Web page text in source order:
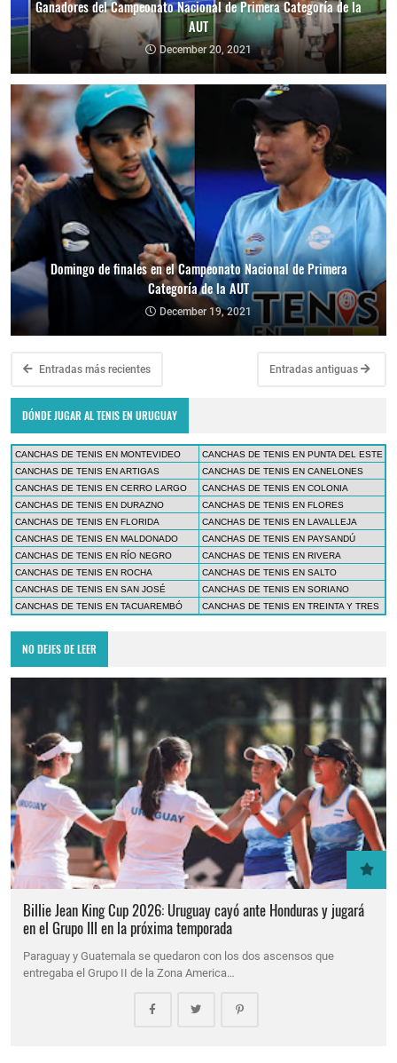
Ganadores del Campeonato Nacional de Primera Categoría de la
AUT
December 20, 2021
Domingo de finales en el Campeonato Nacional de Primera
Categoría de la AUT
December 19, 2021
Entradas más recientes Entradas antiguas
DÓNDE JUGAR AL TENIS EN URUGUAY
CANCHAS DE TENIS EN MONTEVIDEO
CANCHAS DE TENIS EN PUNTA DEL ESTE
CANCHAS DE TENIS EN ARTIGAS
CANCHAS DE TENIS EN CANELONES
CANCHAS DE TENIS EN CERRO LARGO
CANCHAS DE TENIS EN COLONIA
CANCHAS DE TENIS EN DURAZNO
CANCHAS DE TENIS EN FLORES
CANCHAS DE TENIS EN FLORIDA
CANCHAS DE TENIS EN LAVALLEJA
CANCHAS DE TENIS EN MALDONADO
CANCHAS DE TENIS EN PAYSANDÚ
CANCHAS DE TENIS EN RÍO NEGRO
CANCHAS DE TENIS EN RIVERA
CANCHAS DE TENIS EN ROCHA
CANCHAS DE TENIS EN SALTO
CANCHAS DE TENIS EN SAN JOSÉ
CANCHAS DE TENIS EN SORIANO
CANCHAS DE TENIS EN TACUAREMBÓ
CANCHAS DE TENIS EN TREINTA Y TRES
NO DEJES DE LEER
Billie Jean King Cup 2026: Uruguay cayó ante Honduras y jugará
en el Grupo III en la próxima temporada
Paraguay y Guatemala se quedaron con los dos ascensos que
entregaba el Grupo II de la Zona America…